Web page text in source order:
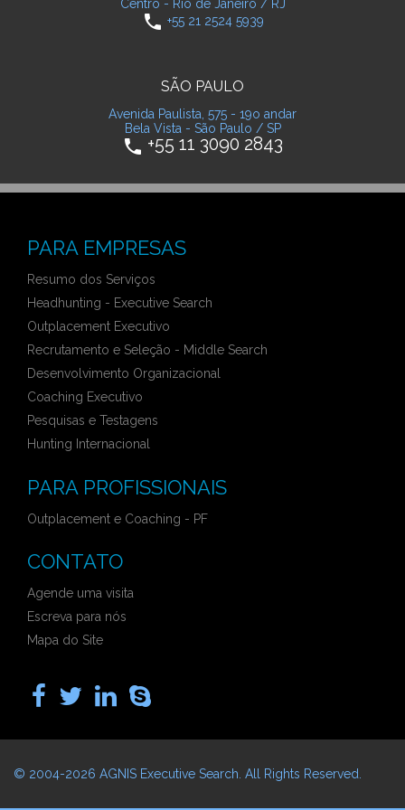
Centro - Rio de Janeiro / RJ
phone +55 21 2524 5939
SÃO PAULO
Avenida Paulista, 575 - 19o andar
Bela Vista - São Paulo / SP
phone +55 11 3090 2843
PARA EMPRESAS
Resumo dos Serviços
Headhunting - Executive Search
Outplacement Executivo
Recrutamento e Seleção - Middle Search
Desenvolvimento Organizacional
Coaching Executivo
Pesquisas e Testagens
Hunting Internacional
PARA PROFISSIONAIS
Outplacement e Coaching - PF
CONTATO
Agende uma visita
Escreva para nós
Mapa do Site
© 2004-2026 AGNIS Executive Search . All Rights Reserved.